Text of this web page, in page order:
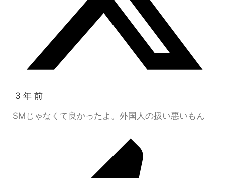
3 年 前
SMじゃなくて良かったよ。外国人の扱い悪いもん